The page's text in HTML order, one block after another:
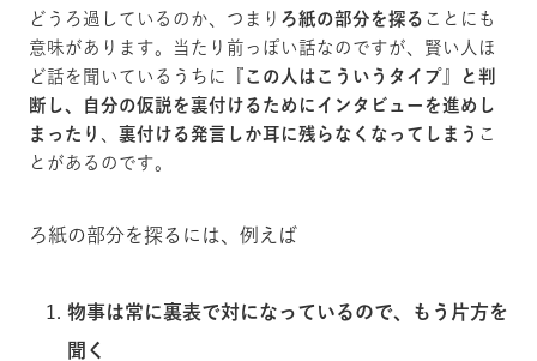
どうろ過しているのか、つまり ろ紙の部分を探る ことにも
意味があります。当たり前っぽい話なのですが、賢い人ほ
ど話を聞いているうちに
『この人はこういうタイプ』と判
断し、自分の仮説を裏付けるためにインタビューを進めし
まったり
裏付ける発言しか耳に残らなくなってしまう こ
とがあるのです。
ろ紙の部分を探るには、例えば
物事は常に裏表で対になっているので、もう片方を
聞く